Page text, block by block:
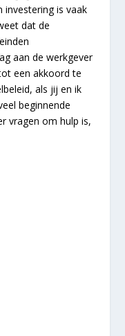
investering is vaak
dat de
aan de werkgever
een akkoord te
als jij en ik
beginnende
vragen om hulp is,